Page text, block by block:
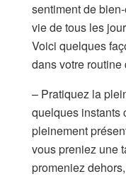
sentiment de
vie de tous les
Voici quelques
dans votre routine
– Pratiquez la
quelques instants
pleinement
vous preniez une
promeniez